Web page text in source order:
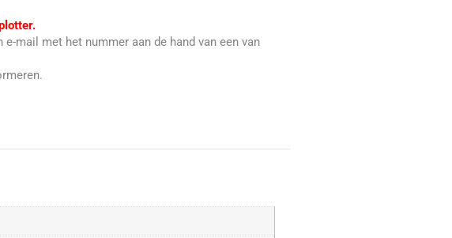
mail met het nummer aan de hand van een van